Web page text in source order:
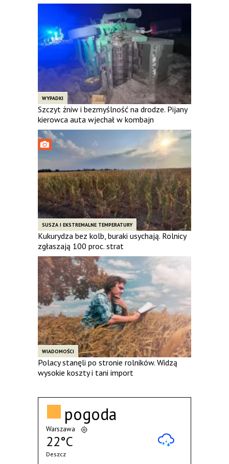
WYPADKI
Szczyt żniw i bezmyślność na drodze. Pijany
kierowca auta wjechał w kombajn
SUSZA I EKSTREMALNE TEMPERATURY
Kukurydza bez kolb, buraki usychają. Rolnicy
zgłaszają 100 proc. strat
WIADOMOŚCI
Polacy stanęli po stronie rolników. Widzą
wysokie koszty i tani import
pogoda
Warszawa
22°C
Deszcz